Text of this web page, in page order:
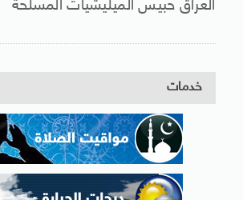
العراق حبيس الميليشيات المسلحة
خدمات